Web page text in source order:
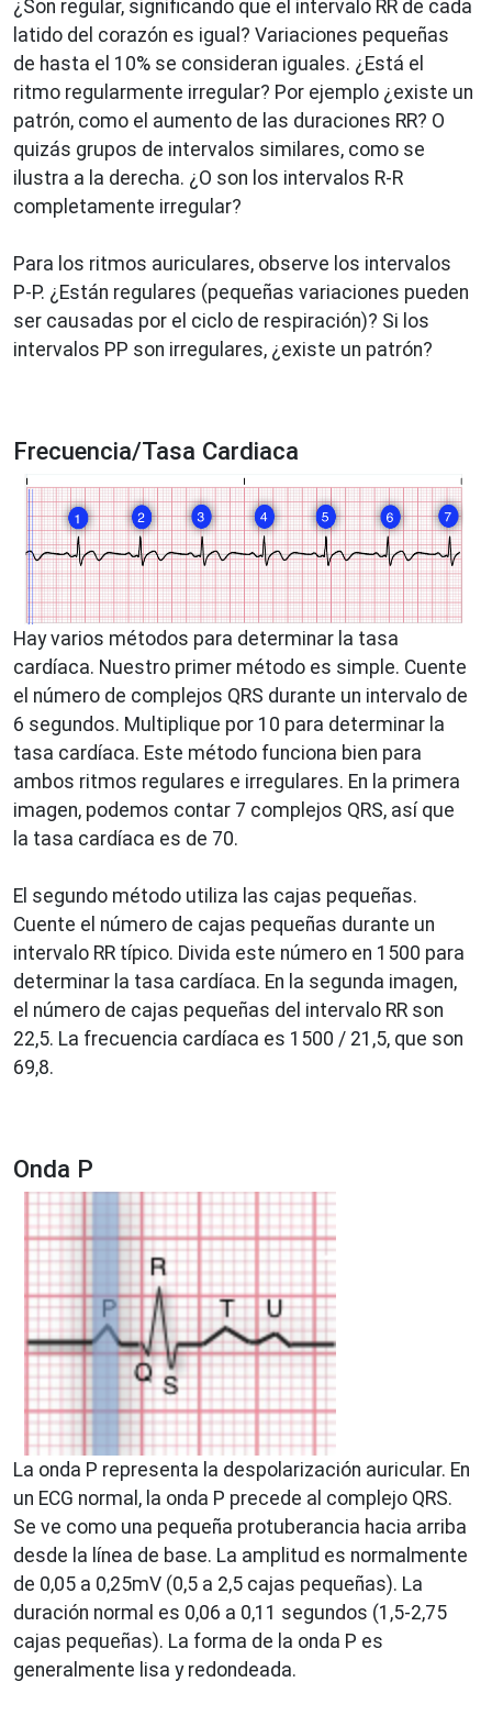
¿Son regular, significando que el intervalo RR de cada
latido del corazón es igual? Variaciones pequeñas
de hasta el 10% se consideran iguales. ¿Está el
ritmo regularmente irregular? Por ejemplo ¿existe un
patrón, como el aumento de las duraciones RR? O
quizás grupos de intervalos similares, como se
ilustra a la derecha. ¿O son los intervalos R-R
completamente irregular?
Para los ritmos auriculares, observe los intervalos
P-P. ¿Están regulares (pequeñas variaciones pueden
ser causadas por el ciclo de respiración)? Si los
intervalos PP son irregulares, ¿existe un patrón?
Frecuencia/Tasa Cardiaca
Hay varios métodos para determinar la tasa
cardíaca. Nuestro primer método es simple. Cuente
el número de complejos QRS durante un intervalo de
6 segundos. Multiplique por 10 para determinar la
tasa cardíaca. Este método funciona bien para
ambos ritmos regulares e irregulares. En la primera
imagen, podemos contar 7 complejos QRS, así que
la tasa cardíaca es de 70.
El segundo método utiliza las cajas pequeñas.
Cuente el número de cajas pequeñas durante un
intervalo RR típico. Divida este número en 1500 para
determinar la tasa cardíaca. En la segunda imagen,
el número de cajas pequeñas del intervalo RR son
22,5. La frecuencia cardíaca es 1500 / 21,5, que son
69,8.
Onda P
La onda P representa la despolarización auricular. En
un ECG normal, la onda P precede al complejo QRS.
Se ve como una pequeña protuberancia hacia arriba
desde la línea de base. La amplitud es normalmente
de 0,05 a 0,25mV (0,5 a 2,5 cajas pequeñas). La
duración normal es 0,06 a 0,11 segundos (1,5-2,75
cajas pequeñas). La forma de la onda P es
generalmente lisa y redondeada.